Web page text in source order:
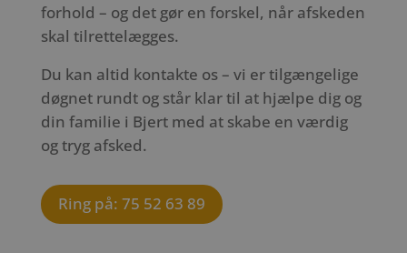
forhold – og det gør en forskel, når afskeden
skal tilrettelægges.
Du kan altid kontakte os – vi er tilgængelige
døgnet rundt og står klar til at hjælpe dig og
din familie i Bjert med at skabe en værdig
og tryg afsked.
Ring på: 75 52 63 89